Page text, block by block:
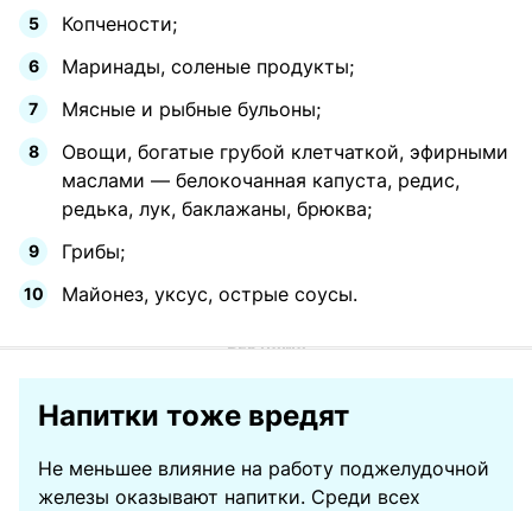
Копчености;
Маринады, соленые продукты;
Мясные и рыбные бульоны;
Овощи, богатые грубой клетчаткой, эфирными
маслами — белокочанная капуста, редис,
редька, лук, баклажаны, брюква;
Грибы;
Майонез, уксус, острые соусы.
Напитки тоже вредят
Не меньшее влияние на работу поджелудочной
железы оказывают напитки. Среди всех